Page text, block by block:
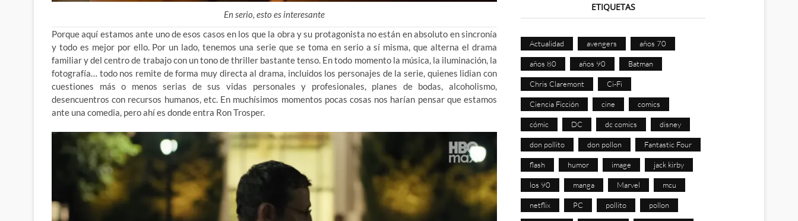
En serio, esto es interesante
Porque aquí estamos ante uno de esos casos en los que la obra y su protagonista no están en absoluto en sincronía
y todo es mejor por ello. Por un lado, tenemos una serie que se toma en serio a sí misma, que alterna el drama
familiar y del centro de trabajo con un tono de thriller bastante tenso. En todo momento la música, la iluminación, la
fotografía… todo nos remite de forma muy directa al drama, incluidos los personajes de la serie, quienes lidian con
cuestiones más o menos serias de sus vidas personales y profesionales, planes de bodas, alcoholismo,
desencuentros con recursos humanos, etc. En muchísimos momentos pocas cosas nos harían pensar que estamos
ante una comedia, pero ahí es donde entra Ron Trosper.
ETIQUETAS
Actualidad avengers años 70
años 80 años 90 Batman
Chris Claremont Ci-Fi
Ciencia Ficción cine comics
cómic DC dc comics disney
don pollito don pollon Fantastic Four
flash humor image jack kirby
los 90 manga Marvel mcu
netflix PC pollito pollon